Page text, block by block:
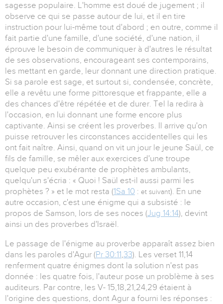
sagesse populaire. L'homme est doué de jugement ; il
observe ce qui se passe autour de lui, et il en tire
instruction pour lui-même tout d'abord ; en outre, comme il
fait partie d'une famille, d'une société, d'une nation, il
éprouve le besoin de communiquer à d'autres le résultat
de ses observations, encourageant ses contemporains,
les mettant en garde, leur donnant une direction pratique.
Si sa parole est sage, et surtout si, condensée, concrète,
elle a revêtu une forme pittoresque et frappante, elle a
des chances d'être répétée et de durer. Tel la redira à
l'occasion, en lui donnant une forme encore plus
captivante. Ainsi se créent les proverbes. Il arrive qu'on
puisse retrouver les circonstances accidentelles qui les
ont fait naître. Ainsi, quand on vit un jour le jeune Saül, ce
fils de famille, se mêler aux exercices d'une troupe
quelque peu exubérante de prophètes ambulants,
quelqu'un s'écria : « Quoi ! Saül est-il aussi parmi les
prophètes ? » et le mot resta (1Sa 10 : et suivant). En une
autre occasion, c'est une énigme qui a subsisté : le
propos de Samson, lors de ses noces (Jug 14:14), devint
ainsi un des proverbes d'Israël.
Le passage de l'énigme au proverbe apparaît assez bien
dans les paroles d'Agur (Pr 30:11,33). Les verset 11,14
renferment quatre énigmes dont la solution n'est pas
donnée : les quatre fois, l'auteur pose un problème à ses
auditeurs. Par contre, les V- 15,18,21,24,29 étaient à
l'origine des questions, dont Agur a fourni les réponses :